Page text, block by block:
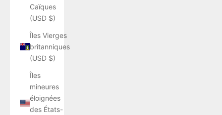
Caïques
(USD $)
Îles Vierges
britanniques
(USD $)
Îles
mineures
éloignées
des États-